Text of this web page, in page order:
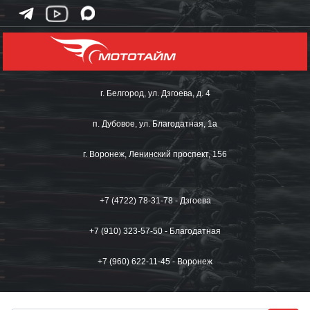
г. Белгород, ул. Дзгоева, д. 4
п. Дубовое, ул. Благодатная, 1а
г. Воронеж, Ленинский проспект, 156
+7 (4722) 78-31-78 - Дзгоева
+7 (910) 323-57-50 - Благодатная
+7 (960) 622-11-45 - Воронеж